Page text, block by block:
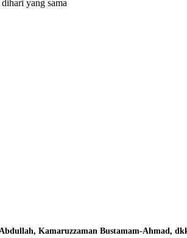
yang sama
Kamaruzzaman Bustamam-Ahmad,